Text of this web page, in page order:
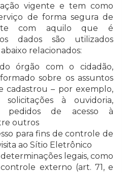
vigente e tem como
de forma segura de
com aquilo que é
dados são utilizados
relacionados:
órgão com o cidadão,
sobre os assuntos
cadastrou – por exemplo,
solicitações à ouvidoria,
pedidos de acesso à
outros
para fins de controle de
ao Sítio Eletrônico
legais, como
externo (art. 71, e